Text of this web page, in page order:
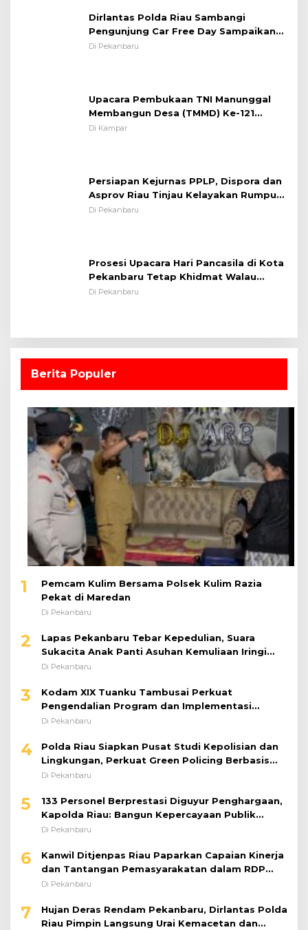
Dirlantas Polda Riau Sambangi
Pengunjung Car Free Day Sampaikan
Pesan Edukasi Kamtibmas &
Di Pekanbaru
Upacara Pembukaan TNI Manunggal
Membangun Desa (TMMD) Ke-121
Kodim 0313/KPR Tahun 2024) ?
Di Kampar
Persiapan Kejurnas PPLP, Dispora dan
Asprov Riau Tinjau Kelayakan Rumput
Lapangan Sepakbola
Di Pekanbaru
Prosesi Upacara Hari Pancasila di Kota
Pekanbaru Tetap Khidmat Walau
Dalam Ruangan
Di Pekanbaru
Berita Populer
1
Pemcam Kulim Bersama Polsek Kulim Razia
Pekat di Maredan
Di Pekanbaru
2
Lapas Pekanbaru Tebar Kepedulian, Suara
Sukacita Anak Panti Asuhan Kemuliaan Iringi
Bantuan Sosial
Di Pekanbaru
3
Kodam XIX Tuanku Tambusai Perkuat
Pengendalian Program dan Implementasi
Doktrin TNI AD
Di Pekanbaru
4
Polda Riau Siapkan Pusat Studi Kepolisian dan
Lingkungan, Perkuat Green Policing Berbasis
Riset
Di Pekanbaru
5
133 Personel Berprestasi Diguyur Penghargaan,
Kapolda Riau: Bangun Kepercayaan Publik
dengan Karya Nyata
Di Pekanbaru
6
Kanwil Ditjenpas Riau Paparkan Capaian Kinerja
dan Tantangan Pemasyarakatan dalam RDP
Bersama Komisi XIII DPR RI
Di Pekanbaru
7
Hujan Deras Rendam Pekanbaru, Dirlantas Polda
Riau Pimpin Langsung Urai Kemacetan dan